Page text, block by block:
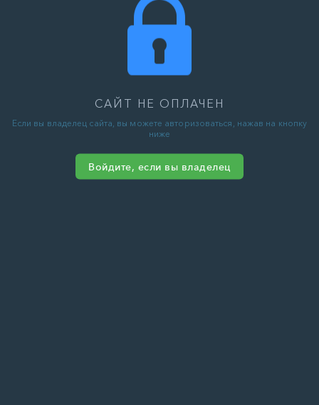
САЙТ НЕ ОПЛАЧЕН
Если вы владелец сайта, вы можете авторизоваться, нажав на кнопку
ниже
Войдите, если вы владелец